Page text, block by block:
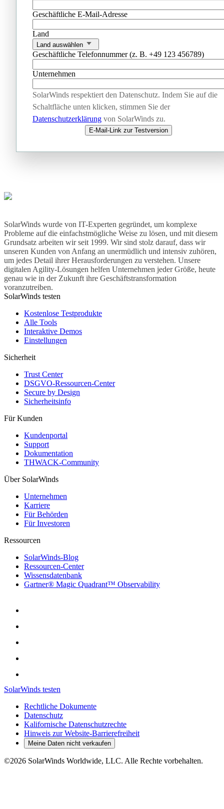
Geschäftliche E-Mail-Adresse
Land
Land auswählen
Geschäftliche Telefonnummer (z. B. +49 123 456789)
Unternehmen
SolarWinds respektiert den Datenschutz. Indem Sie auf die
Schaltfläche unten klicken, stimmen Sie der
Datenschutzerklärung von SolarWinds zu.
E-Mail-Link zur Testversion
SolarWinds wurde von IT-Experten gegründet, um komplexe
Probleme auf die einfachstmögliche Weise zu lösen, und mit diesem
Grundsatz arbeiten wir seit 1999. Wir sind stolz darauf, dass wir
unseren Kunden von Anfang an unermüdlich und intensiv zuhören,
um jedes Detail ihrer Herausforderungen zu verstehen. Unsere
digitalen Agility-Lösungen helfen Unternehmen jeder Größe, heute
genau wie in der Zukunft ihre Geschäftstransformation
voranzutreiben.
SolarWinds testen
Kostenlose Testprodukte
Alle Tools
Interaktive Demos
Einstellungen
Sicherheit
Trust Center
DSGVO-Ressourcen-Center
Secure by Design
Sicherheitsinfo
Für Kunden
Kundenportal
Support
Dokumentation
THWACK-Community
Über SolarWinds
Unternehmen
Karriere
Für Behörden
Für Investoren
Ressourcen
SolarWinds-Blog
Ressourcen-Center
Wissensdatenbank
Gartner® Magic Quadrant™ Observability
SolarWinds testen
Rechtliche Dokumente
Datenschutz
Kalifornische Datenschutzrechte
Hinweis zur Website-Barrierefreiheit
Meine Daten nicht verkaufen
©2026 SolarWinds Worldwide, LLC. Alle Rechte vorbehalten.